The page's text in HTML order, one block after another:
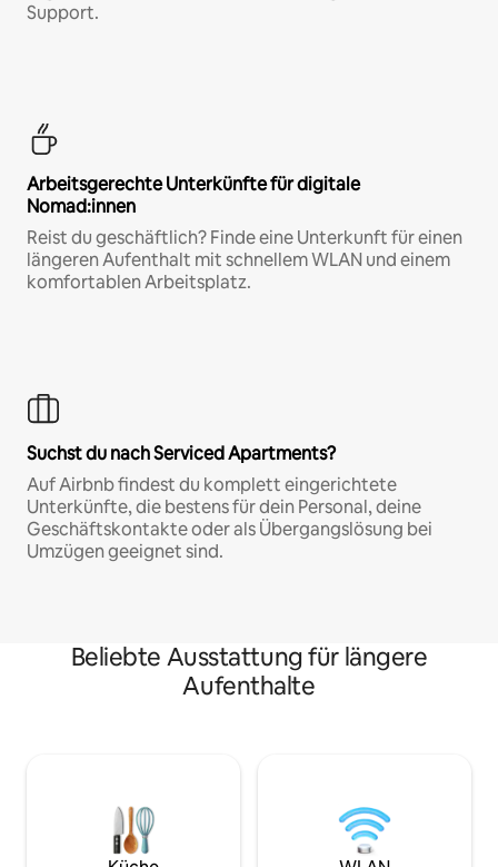
Support.
Arbeitsgerechte Unterkünfte für digitale
Nomad:innen
Reist du geschäftlich? Finde eine Unterkunft für einen
längeren Aufenthalt mit schnellem WLAN und einem
komfortablen Arbeitsplatz.
Suchst du nach Serviced Apartments?
Auf Airbnb findest du komplett eingerichtete
Unterkünfte, die bestens für dein Personal, deine
Geschäftskontakte oder als Übergangslösung bei
Umzügen geeignet sind.
Beliebte Ausstattung für längere
Aufenthalte